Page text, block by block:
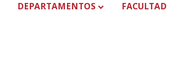
DEPARTAMENTOS FACULTAD